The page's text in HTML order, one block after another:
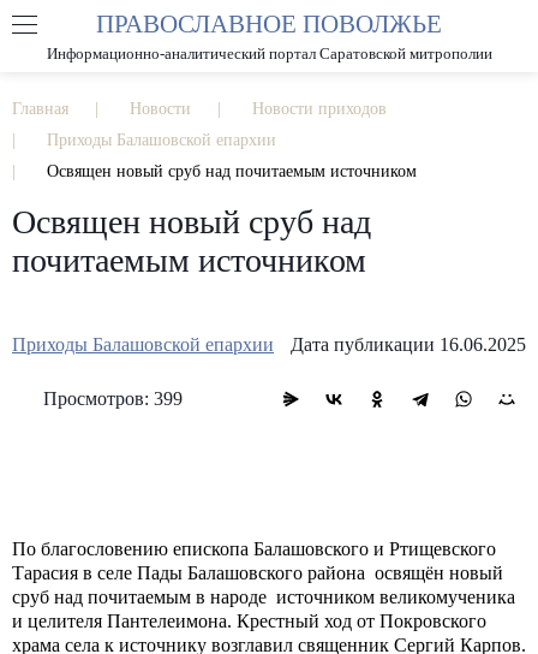
РАЗМЕР ШРИФТА А А
ПРАВОСЛАВНОЕ ПОВОЛЖЬЕ
Информационно-аналитический портал Саратовской митрополии
Главная Новости
Новости приходов
Приходы Балашовской епархии
Освящен новый сруб над почитаемым источником
Освящен новый сруб над
почитаемым источником
Приходы Балашовской епархии Дата публикации 16.06.2025
Просмотров: 399
По благословению епископа Балашовского и Ртищевского
Тарасия в селе Пады Балашовского района освящён новый
сруб над почитаемым в народе источником великомученика
и целителя Пантелеимона. Крестный ход от Покровского
храма села к источнику возглавил священник Сергий Карпов.